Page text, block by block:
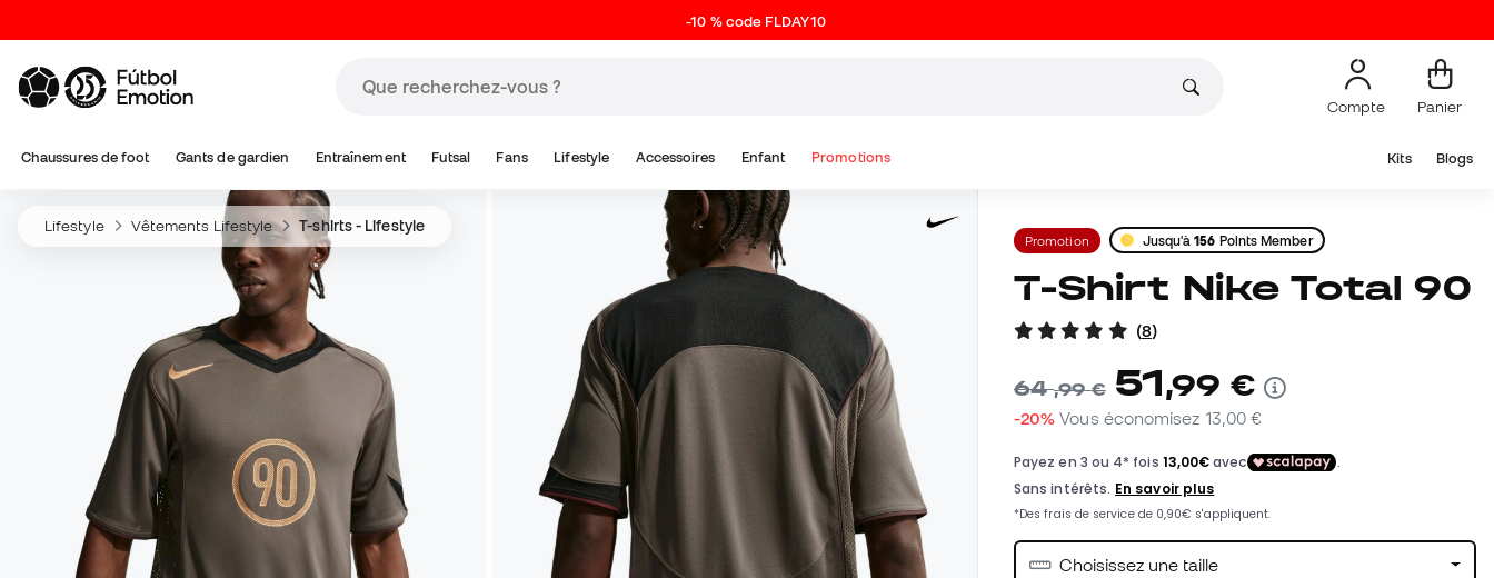
-10 % code FLDAY10
Compte Panier
Chaussures de foot Gants de gardien Entraînement Futsal Fans Lifestyle Accessoires Enfant Promotions Kits Blogs
Lifestyle Vêtements Lifestyle T-shirts - Lifestyle
Promotion Jusqu'à156 Points Member
T-Shirt Nike Total 90
(8)
64,99 € 51,99 €
-20% Vous économisez 13,00 €
Choisissez une taille